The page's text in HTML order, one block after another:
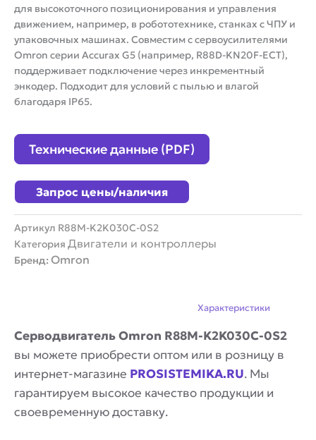
для высокоточного позиционирования и управления
движением, например, в робототехнике, станках с ЧПУ и
упаковочных машинах. Совместим с сервоусилителями
Omron серии Accurax G5 (например, R88D-KN20F-ECT),
поддерживает подключение через инкрементный
энкодер. Подходит для условий с пылью и влагой
благодаря IP65.
Технические данные (PDF)
Запрос цены/наличия
Артикул R88M-K2K030C-0S2
Категория Двигатели и контроллеры
Бренд: Omron
Характеристики
Серводвигатель Omron R88M-K2K030C-0S2
вы можете приобрести оптом или в розницу в
интернет-магазине PROSISTEMIKA.RU. Мы
гарантируем высокое качество продукции и
своевременную доставку.